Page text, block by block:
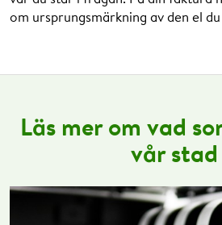
om ursprungsmärkning av den el
Läs mer om vad
vår stad